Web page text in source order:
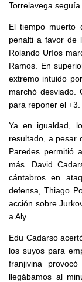
Torrelavega seguía
El tiempo muerto
penalti a favor de
Rolando Uríos
Ramos. En
extremo intuido
marchó desviado.
para reponer el +3.
Ya en igualdad,
resultado, a pesar
Paredes permitió
más. David
cántabros en
defensa, Thiago
acción sobre
a Aly.
Edu Cadarso
los suyos para
franjivina
llegábamos al